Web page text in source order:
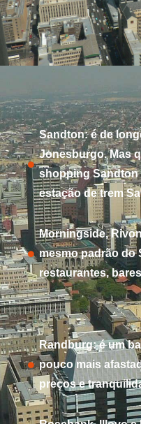
Sandton: é de
Jonesburgo. Mas
shopping Sandton
estação de trem
Morningside,
mesmo padrão do
restaurantes,
Randburg: é um
pouco mais
preços e